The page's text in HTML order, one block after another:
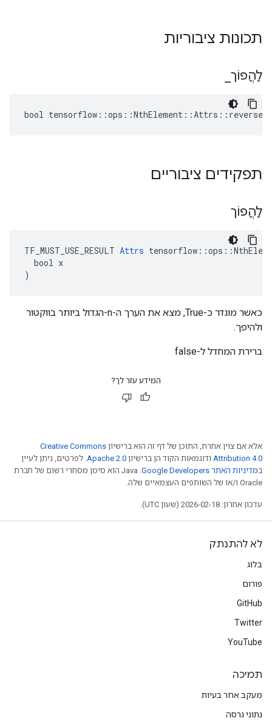
תכונות ציבוריות
לַהֲפוֹך
bool
תפקידים ציבוריים
לַהֲפוֹך
TF_MUST_USE_RESULT Attrs
  bool x
)
כאשר מוגדר כ-True, מצא את הערך ה-n-הגדול ביותר בווקטור
ולהיפך.
ברירת המחדל ל-false
המידע עזר לך?
אלא אם צוין אחרת, התוכן של דף זה הוא ברישיון Creative Commons
Attribution 4.0 ודוגמאות הקוד הן ברישיון Apache 2.0. לפרטים, ניתן לעיין
במדיניות האתר Google Developers‏
.‏ Java הוא סימן מסחרי רשום של חברת
Oracle ו/או של השותפים העצמאיים שלה.
עדכון אחרון: 2026-02-18 (שעון UTC).
לא להתנתק
בלוג
פורום
GitHub
Twitter
YouTube
תמיכה
מעקב אחר בעיות
נתוני גרסה